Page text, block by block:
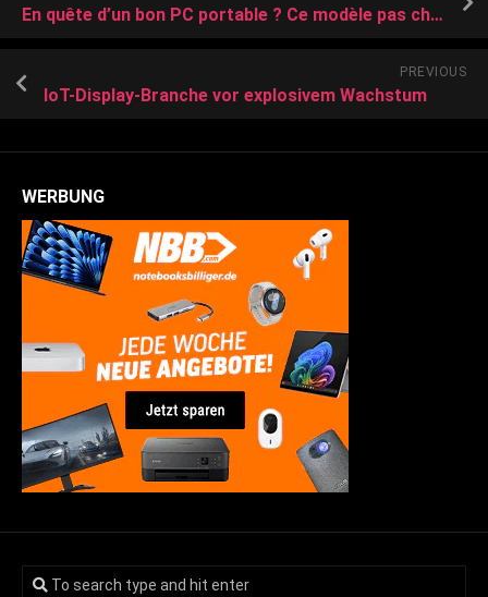
En quête d’un bon PC portable ? Ce modèle pas cher sous Windows 11 est pour vous
PREVIOUS
IoT-Display-Branche vor explosivem Wachstum
WERBUNG